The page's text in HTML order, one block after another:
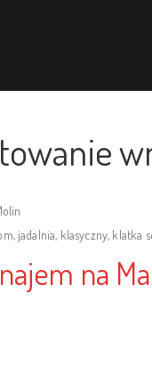
, jadalnia, klasyczny, klatka
na